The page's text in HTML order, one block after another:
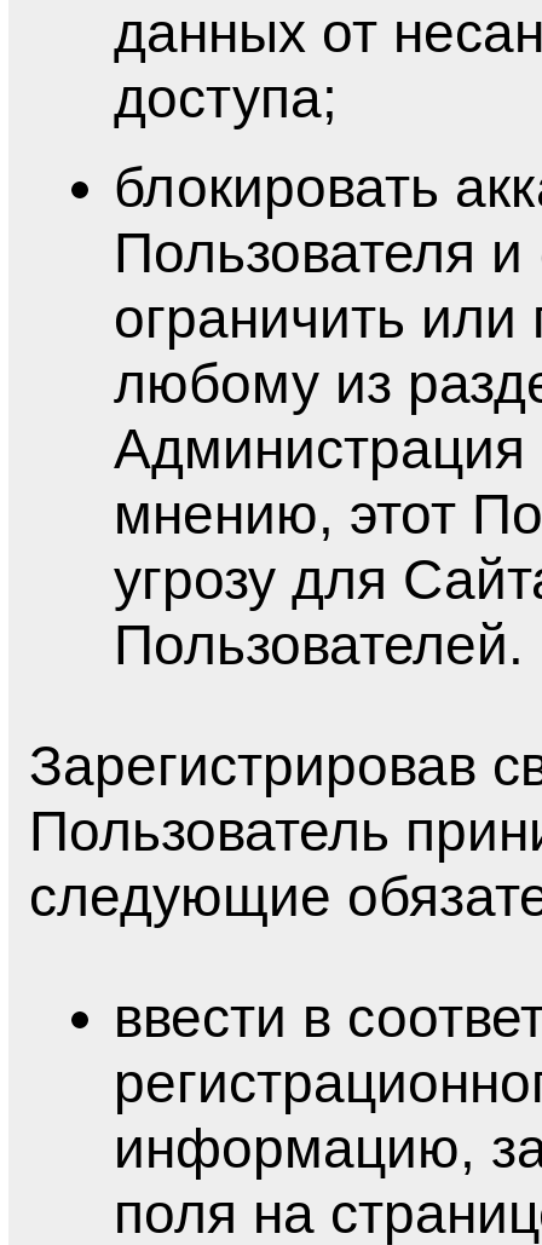
данных от
доступа;
блокировать
Пользователя
ограничить или
любому из
Администрация
мнению, этот
угрозу для
Пользователей.
Зарегистрировав
Пользователь
следующие
ввести в
информацию,
поля на